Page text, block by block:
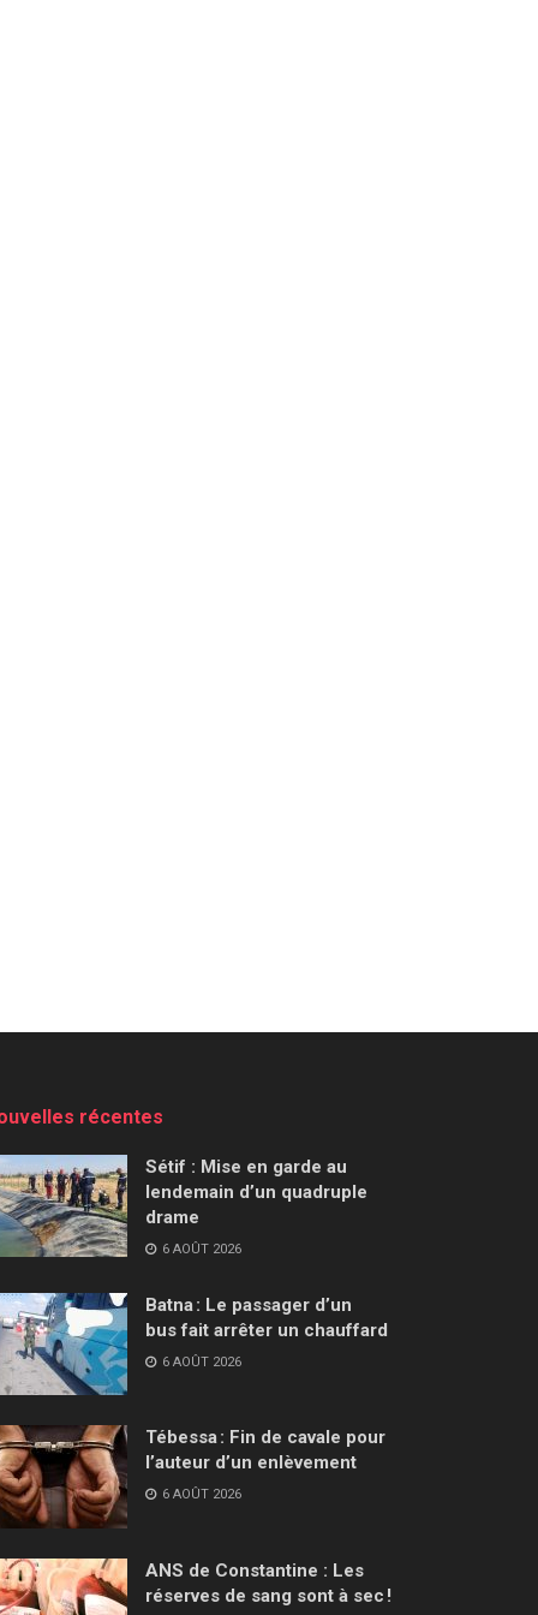
récentes
Sétif : Mise en garde au
lendemain d’un quadruple
drame
6 AOÛT 2026
Batna : Le passager d’un
bus fait arrêter un chauffard
6 AOÛT 2026
Tébessa : Fin de cavale pour
l’auteur d’un enlèvement
6 AOÛT 2026
ANS de Constantine : Les
réserves de sang sont à sec !